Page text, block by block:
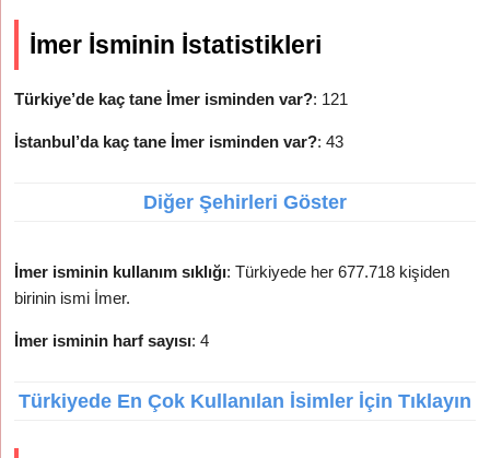
İmer İsminin İstatistikleri
Türkiye’de kaç tane İmer isminden var?: 121
İstanbul’da kaç tane İmer isminden var?: 43
Diğer Şehirleri Göster
İmer isminin kullanım sıklığı: Türkiyede her 677.718 kişiden
birinin ismi İmer.
İmer isminin harf sayısı: 4
Türkiyede En Çok Kullanılan İsimler İçin Tıklayın